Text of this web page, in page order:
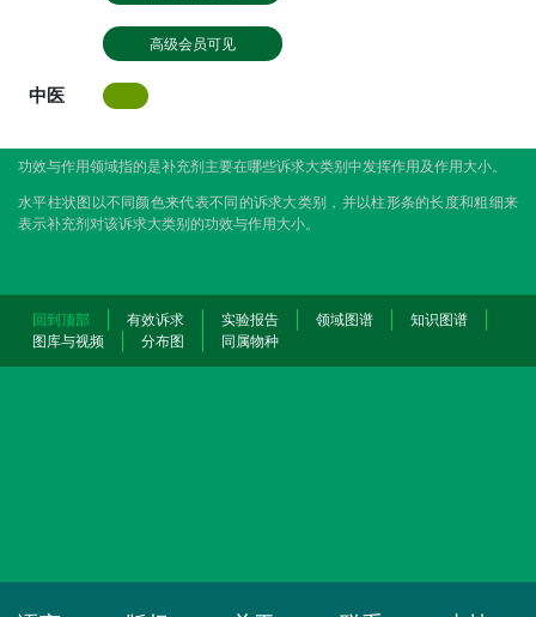
高级会员可见
中医
功效与作用领域指的是补充剂主要在哪些诉求大类别中发挥作用及作用大小。
水平柱状图以不同颜色来代表不同的诉求大类别，并以柱形条的长度和粗细来
表示补充剂对该诉求大类别的功效与作用大小。
回到顶部 有效诉求 实验报告 领域图谱
知识图谱
图库与视频
分布图 同属物种